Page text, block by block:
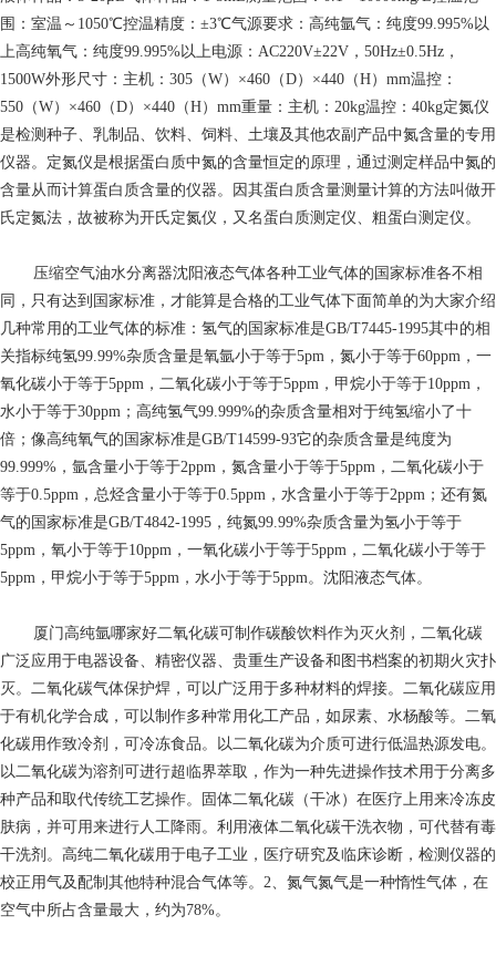
围：室温～1050℃控温精度：±3℃气源要求：高纯氩气：纯度99.995%以
上高纯氧气：纯度99.995%以上电源：AC220V±22V，50Hz±0.5Hz，
1500W外形尺寸：主机：305（W）×460（D）×440（H）mm温控：
550（W）×460（D）×440（H）mm重量：主机：20kg温控：40kg定氮仪
是检测种子、乳制品、饮料、饲料、土壤及其他农副产品中氮含量的专用
仪器。定氮仪是根据蛋白质中氮的含量恒定的原理，通过测定样品中氮的
含量从而计算蛋白质含量的仪器。因其蛋白质含量测量计算的方法叫做开
氏定氮法，故被称为开氏定氮仪，又名蛋白质测定仪、粗蛋白测定仪。
压缩空气油水分离器沈阳液态气体各种工业气体的国家标准各不相
同，只有达到国家标准，才能算是合格的工业气体下面简单的为大家介绍
几种常用的工业气体的标准：氢气的国家标准是GB/T7445-1995其中的相
关指标纯氢99.99%杂质含量是氧氩小于等于5pm，氮小于等于60ppm，一
氧化碳小于等于5ppm，二氧化碳小于等于5ppm，甲烷小于等于10ppm，
水小于等于30ppm；高纯氢气99.999%的杂质含量相对于纯氢缩小了十
倍；像高纯氧气的国家标准是GB/T14599-93它的杂质含量是纯度为
99.999%，氩含量小于等于2ppm，氮含量小于等于5ppm，二氧化碳小于
等于0.5ppm，总烃含量小于等于0.5ppm，水含量小于等于2ppm；还有氮
气的国家标准是GB/T4842-1995，纯氮99.99%杂质含量为氢小于等于
5ppm，氧小于等于10ppm，一氧化碳小于等于5ppm，二氧化碳小于等于
5ppm，甲烷小于等于5ppm，水小于等于5ppm。沈阳液态气体。
厦门高纯氩哪家好二氧化碳可制作碳酸饮料作为灭火剂，二氧化碳
广泛应用于电器设备、精密仪器、贵重生产设备和图书档案的初期火灾扑
灭。二氧化碳气体保护焊，可以广泛用于多种材料的焊接。二氧化碳应用
于有机化学合成，可以制作多种常用化工产品，如尿素、水杨酸等。二氧
化碳用作致冷剂，可冷冻食品。以二氧化碳为介质可进行低温热源发电。
以二氧化碳为溶剂可进行超临界萃取，作为一种先进操作技术用于分离多
种产品和取代传统工艺操作。固体二氧化碳（干冰）在医疗上用来冷冻皮
肤病，并可用来进行人工降雨。利用液体二氧化碳干洗衣物，可代替有毒
干洗剂。高纯二氧化碳用于电子工业，医疗研究及临床诊断，检测仪器的
校正用气及配制其他特种混合气体等。2、氮气氮气是一种惰性气体，在
空气中所占含量最大，约为78%。